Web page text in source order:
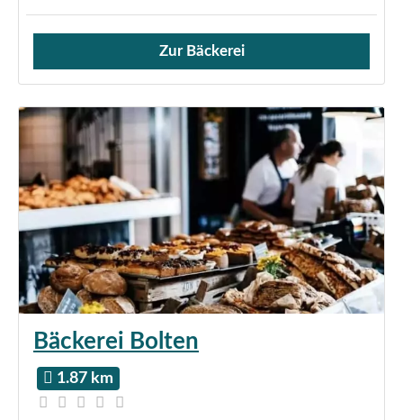
Verkauf von Brötchen,
Zur Bäckerei
Bäckerei Bolten
1.87 km